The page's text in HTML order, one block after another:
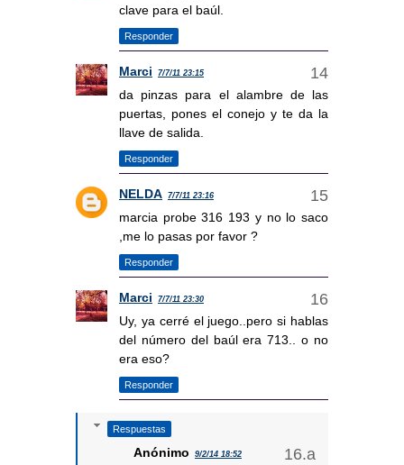
clave para el baúl.
Responder
Marci 7/7/11 23:15
da pinzas para el alambre de las
puertas, pones el conejo y te da la
llave de salida.
Responder
NELDA 7/7/11 23:16
marcia probe 316 193 y no lo saco
,me lo pasas por favor ?
Responder
Marci 7/7/11 23:30
Uy, ya cerré el juego..pero si hablas
del número del baúl era 713.. o no
era eso?
Responder
Respuestas
Anónimo 9/2/14 18:52